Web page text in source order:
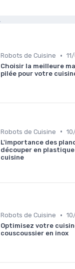
Robots de Cuisine •
Choisir la meilleure
pilée pour votre
Robots de Cuisine •
L'importance des
découper en
cuisine
Robots de Cuisine •
Optimisez votre
couscoussier en inox